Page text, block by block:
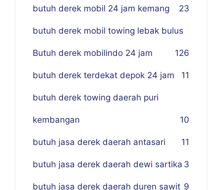
butuh derek mobil 24 jam kemang 23
butuh derek mobil towing lebak bulus
26
Butuh derek mobilindo 24 jam 1
butuh derek terdekat depok 24 jam 11
butuh derek towing daerah puri
kembangan 10
butuh jasa derek daerah antasari 11
butuh jasa derek daerah dewi sartika 3
butuh jasa derek daerah duren sawit 9